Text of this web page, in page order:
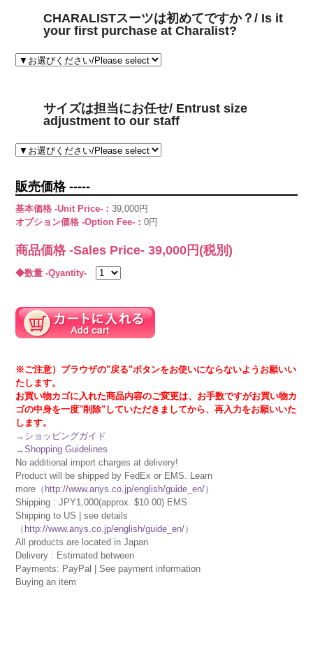
CHARALISTスーツは初めてですか？/ Is it
your first purchase at Charalist?
サイズは担当にお任せ/ Entrust size
adjustment to our staff
販売価格 -----
基本価格 -Unit Price-：39,000円
オプション価格 -Option Fee-：0円
商品価格 -Sales Price-39,000 円(税別)
◆数量 -Qyantity-
※ご注意）ブラウザの"戻る"ボタンをお使いにならないようお願いい
たします。
お買い物カゴに入れた商品内容のご変更は、お手数ですがお買い物カ
ゴの中身を一度"削除"していただきましてから、再入力をお願いいた
します。
→ ショッピングガイド
→Shopping Guidelines
No additional import charges at delivery!
Product will be shipped by FedEx or EMS. Learn
more（ http://www.anys.co.jp/english/guide_en/）
Shipping : JPY1,000(approx. $10.00) EMS
Shipping to US | see details
（ http://www.anys.co.jp/english/guide_en/）
All products are located in Japan
Delivery : Estimated between
Payments: PayPal | See payment information
Buying an item